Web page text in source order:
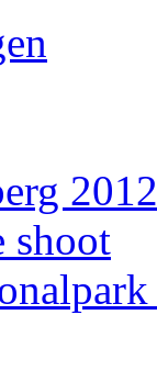
2012
shoot